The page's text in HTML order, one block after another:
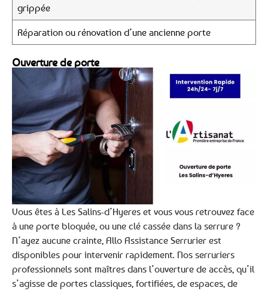
grippée
Réparation ou rénovation d’une ancienne porte
Ouverture de porte
Vous êtes à Les Salins-d’Hyeres et vous vous retrouvez face
à une porte bloquée, ou une clé cassée dans la serrure ?
N’ayez aucune crainte, Allo Assistance Serrurier est
disponibles pour intervenir rapidement. Nos serruriers
professionnels sont maîtres dans l’ouverture de accès, qu’il
s’agisse de portes classiques, fortifiées, de espaces, de